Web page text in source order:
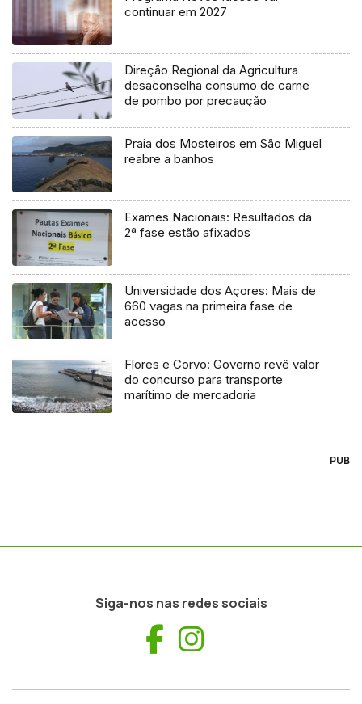
continuar em 2027
Direção Regional da Agricultura
desaconselha consumo de carne
de pombo por precaução
Praia dos Mosteiros em São Miguel
reabre a banhos
Exames Nacionais: Resultados da
2ª fase estão afixados
Universidade dos Açores: Mais de
660 vagas na primeira fase de
acesso
Flores e Corvo: Governo revê valor
do concurso para transporte
marítimo de mercadoria
PUB
Siga-nos nas redes sociais
Facebook